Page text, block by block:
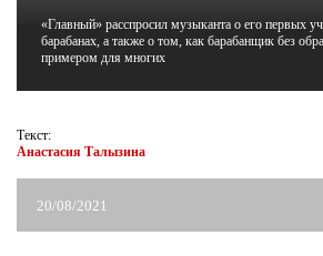
«Главный» расспросил музыканта о его первых
барабанах, а также о том, как барабанщик без
примером для многих
Текст:
Анастасия Талызина
20/08/2021